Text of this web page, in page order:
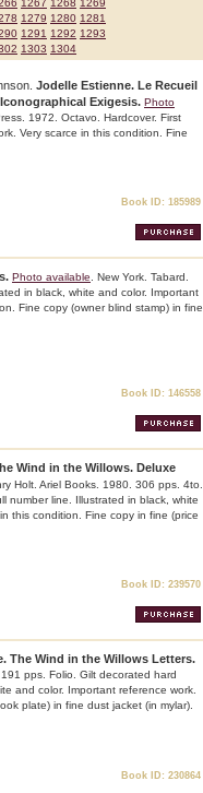
1267 1268 1269
1279 1280 1281
1291 1292 1293
1303 1304
Jodelle Estienne. Le Recueil
Exigesis. Photo
1972. Octavo. Hardcover. First
Very scarce in this condition. Fine
Book ID: 185989
Photo available . New York. Tabard.
in black, white and color. Important
Fine copy (owner blind stamp) in fine
Book ID: 146558
Wind in the Willows. Deluxe
Holt. Ariel Books. 1980. 306 pps. 4to.
number line. Illustrated in black, white
this condition. Fine copy in fine (price
Book ID: 239570
The Wind in the Willows Letters.
pps. Folio. Gilt decorated hard
and color. Important reference work.
plate) in fine dust jacket (in mylar).
Book ID: 230864